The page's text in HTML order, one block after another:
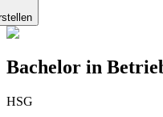
Bachelor in
HSG